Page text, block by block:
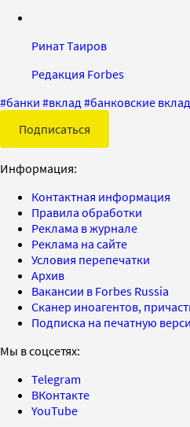
Ринат Таиров
Редакция Forbes
#банки #вклад #банковские
Подписаться
Информация:
Контактная информация
Правила обработки
Реклама в журнале
Реклама на сайте
Условия перепечатки
Архив
Вакансии в Forbes Russia
Сканер иноагентов,
Подписка на печатную
Мы в соцсетях:
Telegram
ВКонтакте
YouTube